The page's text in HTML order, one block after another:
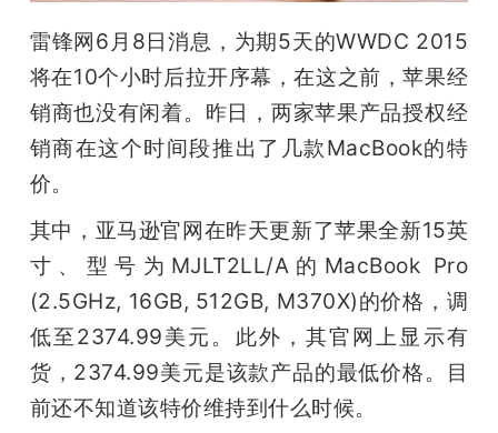
动
中
专
题
雷锋网6月8日消息，为期5天的WWDC 2015
将在10个小时后拉开序幕，在这之前，苹果经
销商也没有闲着。昨日，两家苹果产品授权经
销商在这个时间段推出了几款MacBook的特
价。
其中，亚马逊官网在昨天更新了苹果全新15英
寸、型号为MJLT2LL/A的MacBook Pro
(2.5GHz, 16GB, 512GB, M370X)的价格，调
低至2374.99美元。此外，其官网上显示有
货，2374.99美元是该款产品的最低价格。目
前还不知道该特价维持到什么时候。